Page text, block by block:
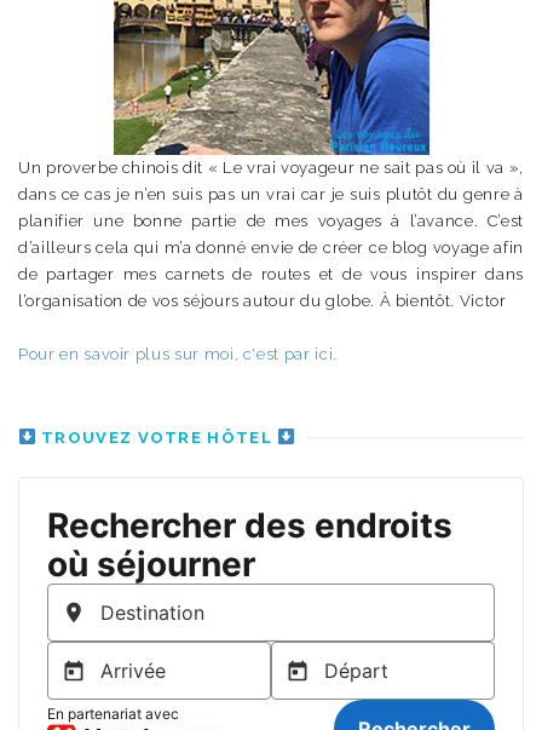
Un proverbe chinois dit « Le vrai voyageur ne sait pas où il va »,
dans ce cas je n’en suis pas un vrai car je suis plutôt du genre à
planifier une bonne partie de mes voyages à l’avance. C’est
d’ailleurs cela qui m’a donné envie de créer ce blog voyage afin
de partager mes carnets de routes et de vous inspirer dans
l’organisation de vos séjours autour du globe. À bientôt. Victor
Pour en savoir plus sur moi, c'est par ici.
TROUVEZ VOTRE HÔTEL